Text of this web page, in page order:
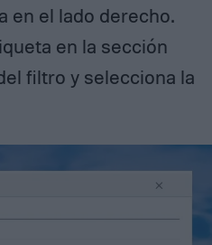
en el lado derecho.
en la sección
filtro y selecciona la